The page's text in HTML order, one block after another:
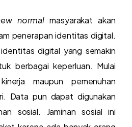
normalmasyarakat akan
penerapan identitas digital.
digital yang semakin
berbagai keperluan. Mulai
maupun pemenuhan
Data pun dapat digunakan
sosial. Jaminan sosial ini